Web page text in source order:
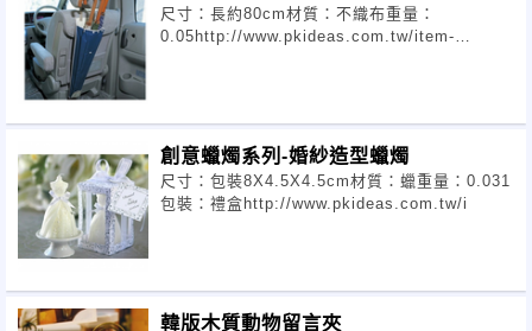
尺寸：長約80cm材質：不織布重量：
0.05http://www.pkideas.com.tw/item-
創意蠟燭系列-婚紗造型蠟燭
尺寸：包裝8X4.5X4.5cm材質：蠟重量：0.031
包裝：禮盒http://www.pkideas.com.tw/i
韓版木質動物留言夾